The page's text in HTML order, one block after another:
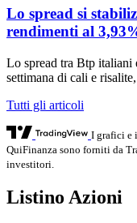
Lo spread si
rendimenti al
Lo spread tra Btp italiani
settimana di cali e
Tutti gli articoli
I grafici e
QuiFinanza sono forniti da
investitori.
Listino Azioni